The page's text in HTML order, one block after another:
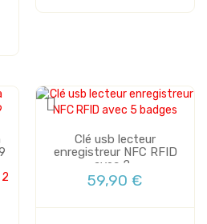
2
Clé usb lecteur
enregistreur NFC RFID
avec 2...
59,90 €